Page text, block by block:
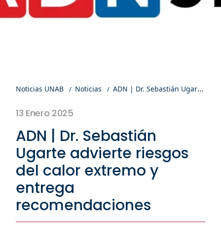
Noticias UNAB Noticias ADN | Dr. Sebastián Ugarte advierte riesgos del calor extremo y entrega recomendaciones
13 Enero 2025
ADN | Dr. Sebastián
Ugarte advierte riesgos
del calor extremo y
entrega
recomendaciones